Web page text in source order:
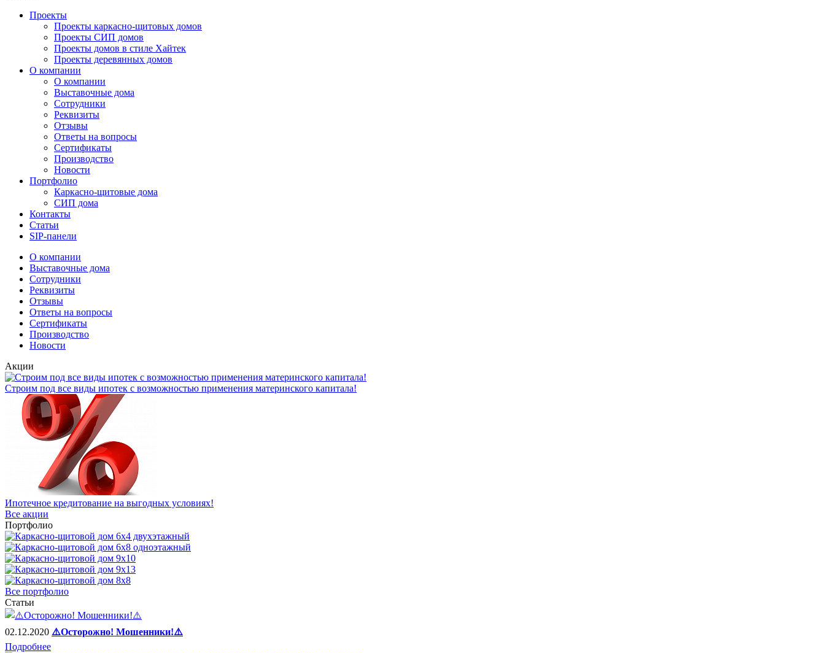
Проекты
Проекты каркасно-щитовых домов
Проекты СИП домов
Проекты домов в стиле Хайтек
Проекты деревянных домов
О компании
О компании
Выставочные дома
Сотрудники
Реквизиты
Отзывы
Ответы на вопросы
Сертификаты
Производство
Новости
Портфолио
Каркасно-щитовые дома
СИП дома
Контакты
Статьи
SIP-панели
О компании
Выставочные дома
Сотрудники
Реквизиты
Отзывы
Ответы на вопросы
Сертификаты
Производство
Новости
Акции
Строим под все виды ипотек с возможностью применения материнского капитала!
Ипотечное кредитование на выгодных условиях!
Все акции
Портфолио
Все портфолио
Статьи
02.12.2020 ⚠️Осторожно! Мошенники!⚠️
Подробнее